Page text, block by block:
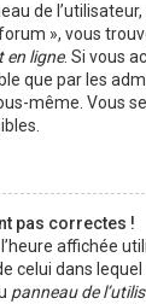
de
», vous
en ligne. Si vous
que par les
même. Vous
pas correctes !
l’heure affichée
celui dans lequel
panneau de